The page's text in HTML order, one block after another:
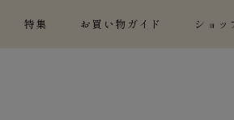
特集 お買い物ガイド ショッ